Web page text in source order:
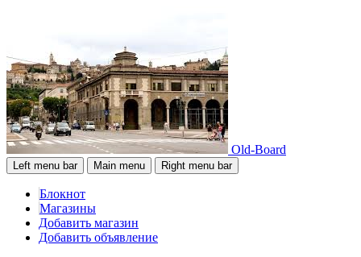
Old-Board
Left menu bar Main menu Right menu bar
Блокнот
Магазины
Добавить магазин
Добавить объявление